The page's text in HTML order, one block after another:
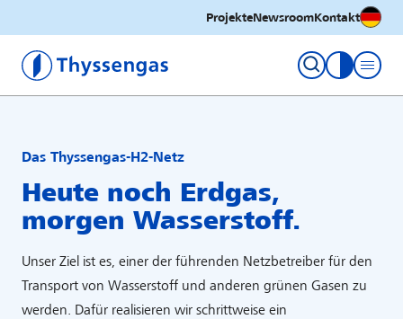
ProjekteNewsroomKontakt
Thyssengas GmbH
Das Thyssengas-H2-Netz
Heute noch Erdgas,
morgen Wasserstoff.
Unser Ziel ist es, einer der führenden Netzbetreiber für den
Transport von Wasserstoff und anderen grünen Gasen zu
werden. Dafür realisieren wir schrittweise ein